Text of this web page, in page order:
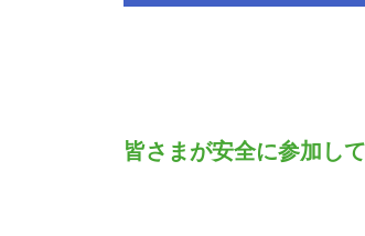
皆さまが安全に参加し